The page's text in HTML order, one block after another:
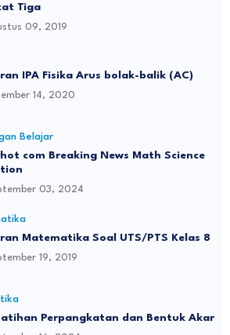
Tiga
09, 2019
IPA Fisika Arus bolak-balik (AC)
14, 2020
Belajar
com Breaking News Math Science
03, 2024
Matematika Soal UTS/PTS Kelas 8
19, 2019
Perpangkatan dan Bentuk Akar